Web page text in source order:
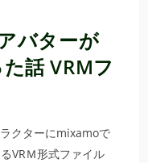
バターが
話 VRMフ
クターにmixamoで
VRＭ形式ファイル